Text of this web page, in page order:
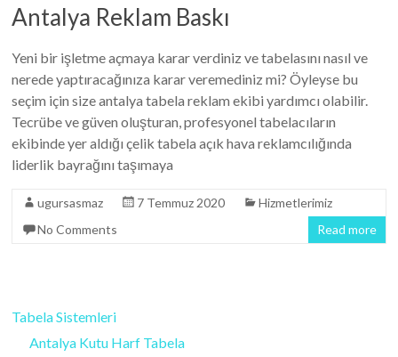
Antalya Reklam Baskı
Yeni bir işletme açmaya karar verdiniz ve tabelasını nasıl ve
nerede yaptıracağınıza karar veremediniz mi? Öyleyse bu
seçim için size antalya tabela reklam ekibi yardımcı olabilir.
Tecrübe ve güven oluşturan, profesyonel tabelacıların
ekibinde yer aldığı çelik tabela açık hava reklamcılığında
liderlik bayrağını taşımaya
ugursasmaz 7 Temmuz 2020
Hizmetlerimiz
No Comments
Read more
Tabela Sistemleri
Antalya Kutu Harf Tabela